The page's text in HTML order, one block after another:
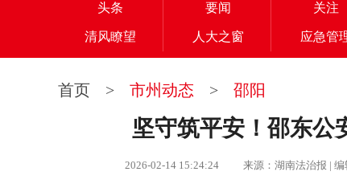
头条 要闻 关注
清风瞭望 人大之窗 应急管
首页 > 市州动态 > 邵阳
坚守筑平安！邵东公
2026-02-14 15:24:24 来源：湖南法治报 |